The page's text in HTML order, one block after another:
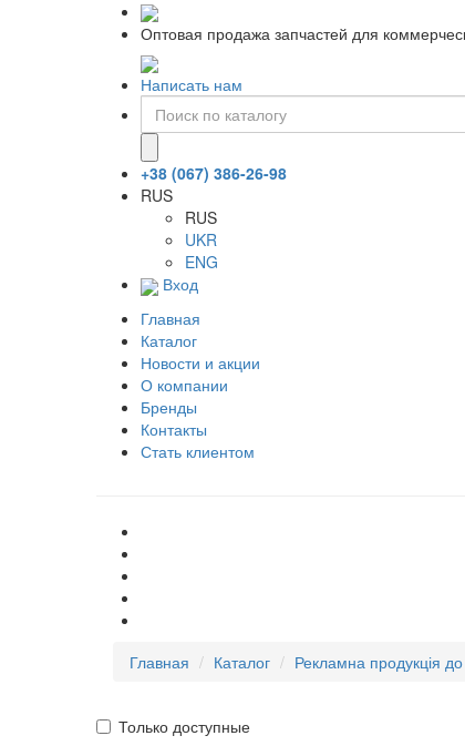
Оптовая продажа запчастей для
Написать нам
+38 (067) 386-26-98
RUS
RUS
UKR
ENG
Вход
Главная
Каталог
Новости и акции
О компании
Бренды
Контакты
Стать клиентом
Главная
Каталог Рекламна продукція
Только доступные